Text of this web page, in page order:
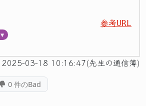
参考URL
▼
2025-03-18 10:16:47(先生の通信簿)
0 件のBad